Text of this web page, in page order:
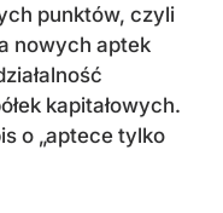
punktów, czyli
nowych aptek
kapitałowych.
o „aptece tylko